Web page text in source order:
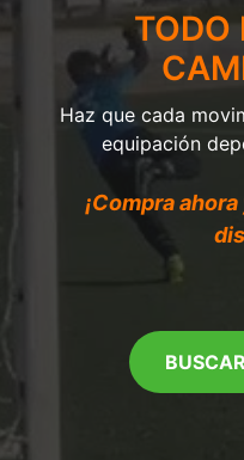
TODO
Haz que cada
equipación
¡Compra